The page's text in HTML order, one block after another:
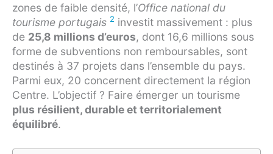
zones de faible densité, l’Office national du
tourisme portugais 2 investit massivement : plus
de 25,8 millions d’euros, dont 16,6 millions sous
forme de subventions non remboursables, sont
destinés à 37 projets dans l’ensemble du pays.
Parmi eux, 20 concernent directement la région
Centre. L’objectif ? Faire émerger un tourisme
plus résilient, durable et territorialement
équilibré.